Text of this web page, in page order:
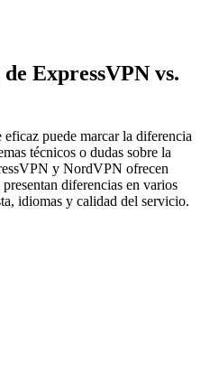
ExpressVPN vs.
puede marcar la diferencia
técnicos o dudas sobre la
y NordVPN ofrecen
diferencias en varios
idiomas y calidad del servicio.